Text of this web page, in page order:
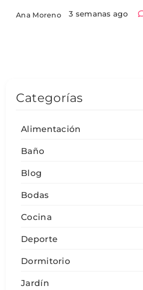
Ana Moreno 3 semanas ago
Categorías
Alimentación
Baño
Blog
Bodas
Cocina
Deporte
Dormitorio
Jardín